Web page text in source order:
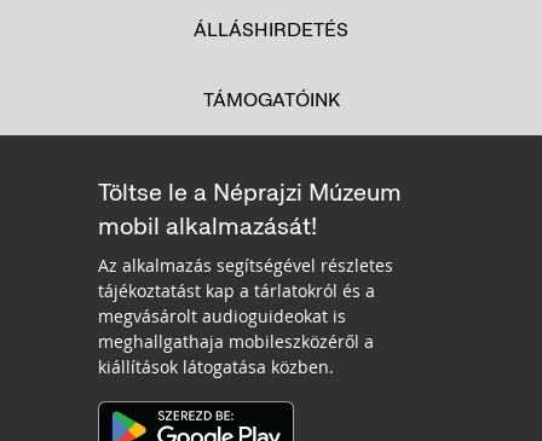
ÁLLÁSHIRDETÉS
TÁMOGATÓINK
Töltse le a Néprajzi Múzeum
mobil alkalmazását!
Az alkalmazás segítségével részletes
tájékoztatást kap a tárlatokról és a
megvásárolt audioguideokat is
meghallgathaja mobileszközéről a
kiállítások látogatása közben.